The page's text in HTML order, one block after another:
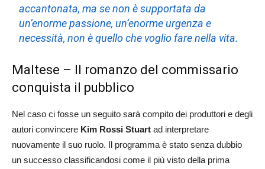
accantonata, ma se non è supportata da
un’enorme passione, un’enorme urgenza e
necessità, non è quello che voglio fare nella vita.
Maltese – Il romanzo del commissario
conquista il pubblico
Nel caso ci fosse un seguito sarà compito dei produttori e degli
autori convincere Kim Rossi Stuart ad interpretare
nuovamente il suo ruolo. Il programma è stato senza dubbio
un successo classificandosi come il più visto della prima